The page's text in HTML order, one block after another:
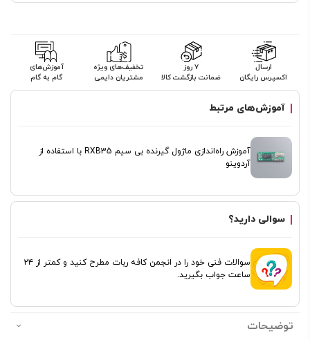
ارسال
اکسپرس رایگان
۷ روز
ضمانت بازگشت کالا
تخفیف‌های ویژه
مشتریان دایمی
آموزش‌های
گام به گام
آموزش‌های مرتبط
آموزش راه‌اندازی ماژول گیرنده بی سیم RXB35 با استفاده از
آردوینو
سوالی دارید؟
سوالات فنی خود را در انجمن کافه ربات مطرح کنید و کمتر از ۲۴
ساعت جواب بگیرید.
توضیحات